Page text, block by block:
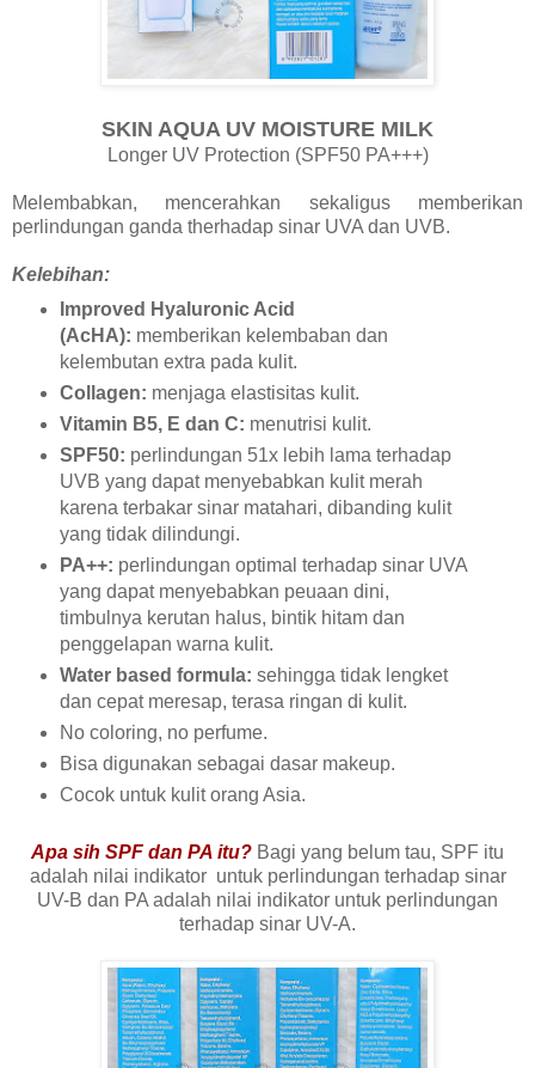
SKIN AQUA UV MOISTURE MILK
Longer UV Protection (SPF50 PA+++)
Melembabkan, mencerahkan sekaligus memberikan
perlindungan ganda therhadap sinar UVA dan UVB.
Kelebihan:
Improved Hyaluronic Acid
(AcHA): memberikan kelembaban dan
kelembutan extra pada kulit.
Collagen: menjaga elastisitas kulit.
Vitamin B5, E dan C: menutrisi kulit.
SPF50: perlindungan 51x lebih lama terhadap
UVB yang dapat menyebabkan kulit merah
karena terbakar sinar matahari, dibanding kulit
yang tidak dilindungi.
PA++: perlindungan optimal terhadap sinar UVA
yang dapat menyebabkan peuaan dini,
timbulnya kerutan halus, bintik hitam dan
penggelapan warna kulit.
Water based formula: sehingga tidak lengket
dan cepat meresap, terasa ringan di kulit.
No coloring, no perfume.
Bisa digunakan sebagai dasar makeup.
Cocok untuk kulit orang Asia.
Apa sih SPF dan PA itu? Bagi yang belum tau, SPF itu
adalah nilai indikator untuk perlindungan terhadap sinar
UV-B dan PA adalah nilai indikator untuk perlindungan
terhadap sinar UV-A.